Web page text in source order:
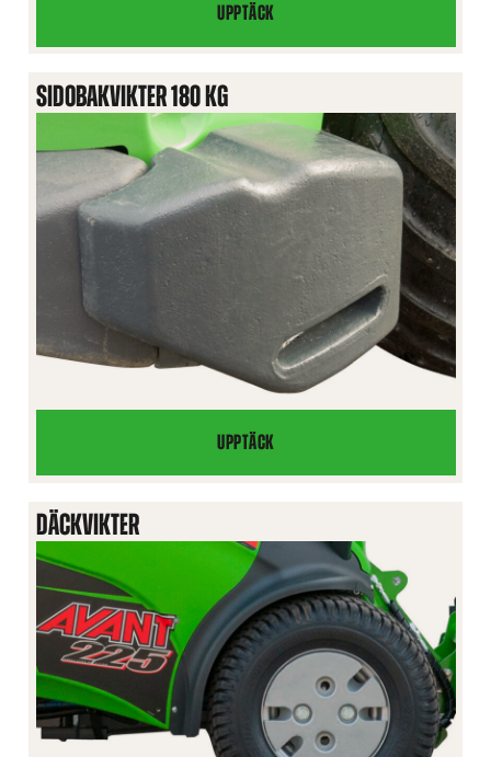
UPPTÄCK
SIDOBAKVIKTER
80
SIDOBAKVIKTER 180 KG
UPPTÄCK
SIDOBAKVIKTER
180
DÄCKVIKTER